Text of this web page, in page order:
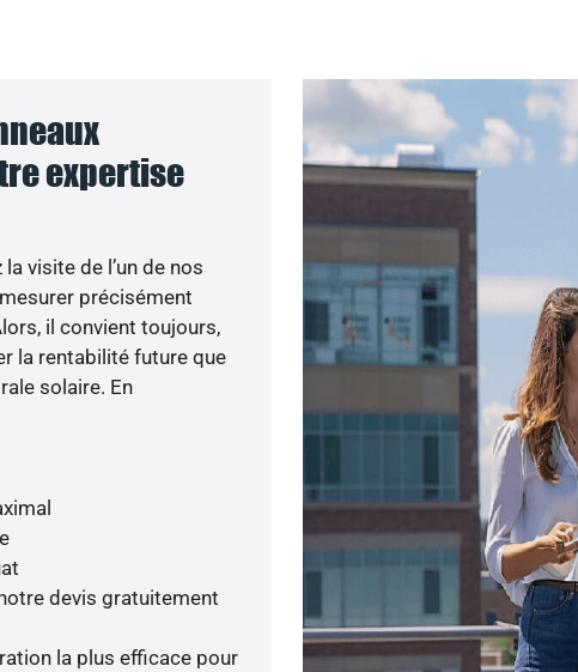
expertise
visite de l’un de nos
précisément
il convient toujours,
la rentabilité future que
solaire. En
devis gratuitement
la plus efficace pour